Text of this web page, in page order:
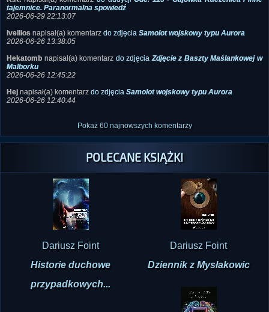
K.R.napisał(a) komentarzdo audycji
Odc. 113 - Gajówka Kaczenica i inne
tajemnice. Paranormalna spowiedź
Ivelliosnapisał(a) komentarz do zdjęcia
Samolot wojskowy typu Aurora
Hekatomb
napisał(a) komentarz do zdjęcia
Zdjęcie z Baszty Maślankowej w
Malborku
Hejnapisał(a) komentarz do zdjęcia
Samolot wojskowy typu Aurora
Pokaż 60 najnowszych komentarzy
POLECANE KSIĄŻKI
Dariusz Foint
Historie duchowe
przypadkowych...
Dariusz Foint
Dziennik z Mysłakowic